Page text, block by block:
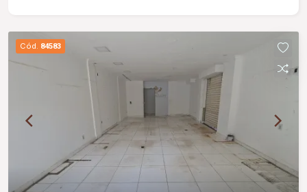
piscina e 02 vagas de garagem. Uma excelente
opção para quem procura um imóvel espaçoso,
confortável e perfeito para receber familiares e
Cód. 84583